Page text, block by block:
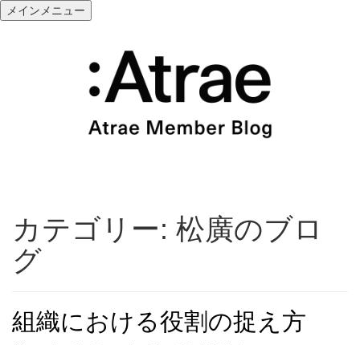
ニ
メインメニュー
カテゴリー: 松廣のブロ
グ
組織における役割の捉え方